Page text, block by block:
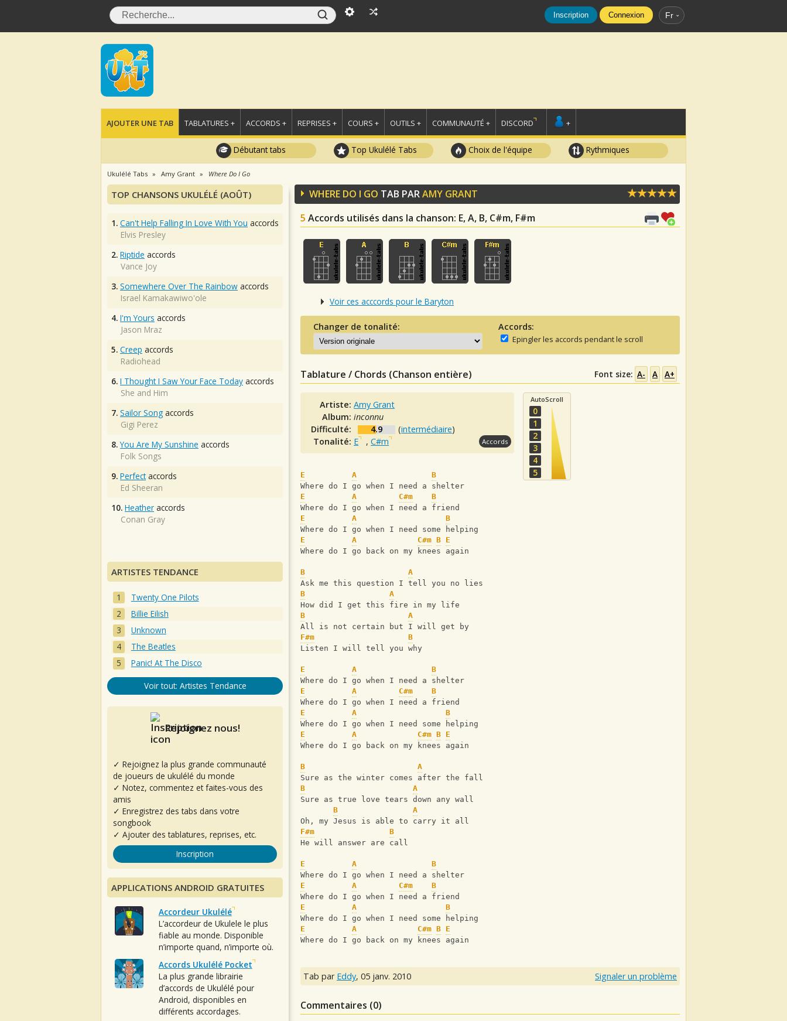
Inscription Connexion Fr
AJOUTER UNE TAB TABLATURES + ACCORDS + REPRISES + COURS + OUTILS + COMMUNAUTÉ + DISCORD +
Débutant tabs Top Ukulélé Tabs Choix de l'équipe Rythmiques
Ukulélé Tabs Amy Grant Where Do I Go
WHERE DO I GO TAB PARAMY GRANT
5 Accords utilisés dans la chanson: E, A, B, C#m, F#m
Voir ces acccords pour le Baryton
Changer de tonalité: Accords:
Epingler les accords pendant le scroll
Tablature / Chords (Chanson entière) Font size: A- A A+
Artiste:Amy Grant
Album:inconnu
Difficulté:
4.9 (intermédiaire)
Tonalité: E ,C#m Accords
AutoScroll
0
1
2
3
4
5
E A
B
Where do I go when I need a shelter
E
A C#m
B
Where do I go when I need a friend
E
A
B
Where do I go when I need some helping
E
A C#m B E
Where do I go back on my knees again
B
A
Ask me this question I tell you no lies
B
A
How did I get this fire in my life
B
A
All is not certain but I will get by
F#m
B
Listen I will tell you why
E A
B
Where do I go when I need a shelter
E
A C#m
B
Where do I go when I need a friend
E
A
B
Where do I go when I need some helping
E
A C#m B E
Where do I go back on my knees again
B
A
Sure as the winter comes after the fall
B
A
Sure as true love tears down any wall
B
A
Oh, my Jesus is able to carry it all
F#m
B
He will answer are call
E A
B
Where do I go when I need a shelter
E
A C#m
B
Where do I go when I need a friend
E
A
B
Where do I go when I need some helping
E
A C#m B E
Where do I go back on my knees again
Tab par Eddy, 05 janv. 2010 Signaler un problème
Commentaires (0)
TOP CHANSONS UKULÉLÉ (AOÛT)
1. Can't Help Falling In Love With You accords
Elvis Presley
2. Riptide accords
Vance Joy
3. Somewhere Over The Rainbow accords
Israel Kamakawiwo'ole
4. I'm Yours accords
Jason Mraz
5. Creep accords
Radiohead
6. I Thought I Saw Your Face Today accords
She and Him
7. Sailor Song accords
Gigi Perez
8. You Are My Sunshine accords
Folk Songs
9. Perfectaccords
Ed Sheeran
10. Heather accords
Conan Gray
ARTISTES TENDANCE
Twenty One Pilots
Billie Eilish
Unknown
The Beatles
Panic! At The Disco
Voir tout: Artistes Tendance
Rejoignez nous!
✓ Rejoignez la plus grande communauté
de joueurs de ukulélé du monde
✓ Notez, commentez et faites-vous des
amis
✓ Enregistrez des tabs dans votre
songbook
✓ Ajouter des tablatures, reprises, etc.
Inscription
APPLICATIONS ANDROID GRATUITES
Accordeur Ukulélé
L’accordeur de Ukulele le plus
fiable au monde. Disponible
n’importe quand, n’importe où.
Accords Ukulélé Pocket
La plus grande librairie
d’accords de Ukulélé pour
Android, disponibles en
différents accordages.